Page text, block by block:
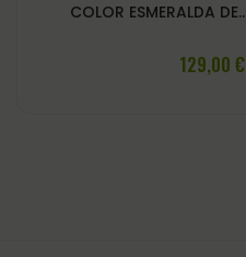
COLOR ESMERALDA DE
129,00 €